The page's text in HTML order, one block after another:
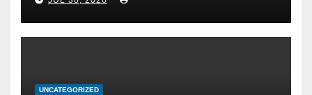
UNIVERSITY IN SKOPJE
LEADS THE INTERNATIONAL
INITIATIVE FOR DIGITAL
CITIZENSHIP
UNCATEGORIZED